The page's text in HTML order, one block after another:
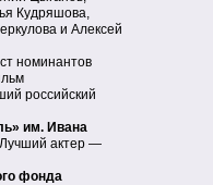
Кудряшова,
и Алексей
номинантов
российский
им. Ивана
Лучший актер —
фонда